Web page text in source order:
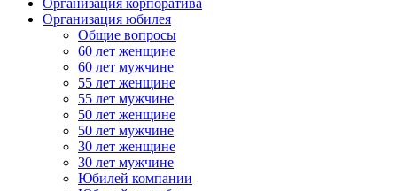
Организация корпоратива
Организация юбилея
Общие вопросы
60 лет женщине
60 лет мужчине
55 лет женщине
55 лет мужчине
50 лет женщине
50 лет мужчине
30 лет женщине
30 лет мужчине
Юбилей компании